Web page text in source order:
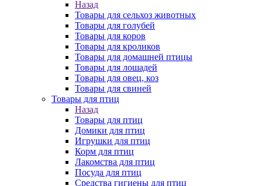
Назад
Товары для сельхоз животных
Товары для голубей
Товары для коров
Товары для кроликов
Товары для домашней птицы
Товары для лошадей
Товары для овец, коз
Товары для свиней
Товары для птиц
Назад
Товары для птиц
Домики для птиц
Игрушки для птиц
Корм для птиц
Лакомства для птиц
Посуда для птиц
Средства гигиены для птиц